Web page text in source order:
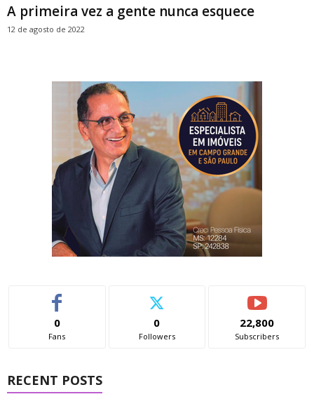
A primeira vez a gente nunca esquece
12 de agosto de 2022
0
Fans
0
Followers
22,800
Subscribers
RECENT POSTS